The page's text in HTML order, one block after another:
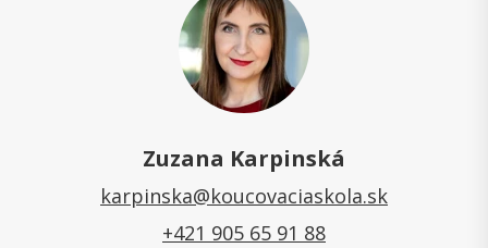
Zuzana Karpinská
karpinska@koucovaciaskola.sk
+421 905 65 91 88